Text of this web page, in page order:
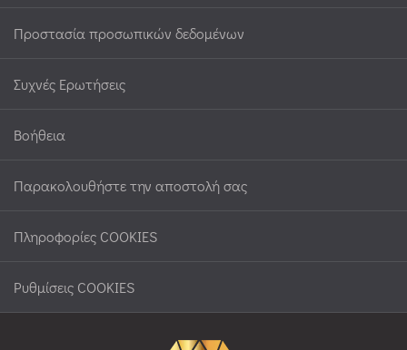
Προστασία προσωπικών δεδομένων
Συχνές Ερωτήσεις
Βοήθεια
Παρακολουθήστε την αποστολή σας
Πληροφορίες COOKIES
Ρυθμίσεις COOKIES